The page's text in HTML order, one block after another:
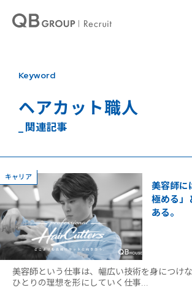
Keyword
ヘアカット職人
_ 関連記事
キャリア
美容師に
極める」
ある。
美容師という仕事は、幅広い技術を身につけ
ひとりの理想を形にしていく仕事...